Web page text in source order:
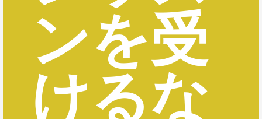
ンを受
けるな